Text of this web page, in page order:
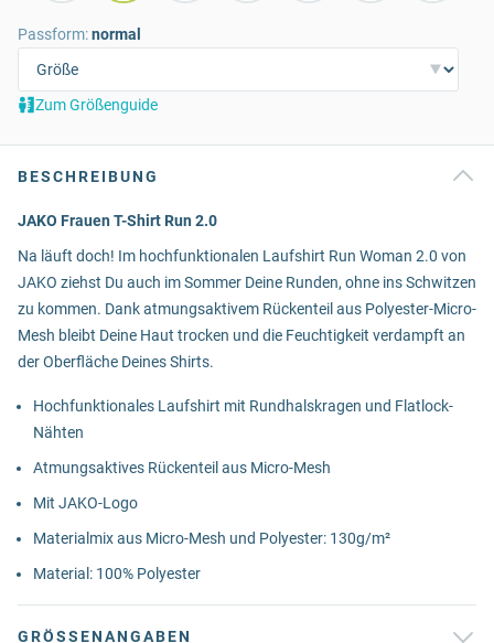
Passform:normal
Zum Größenguide
BESCHREIBUNG
JAKO Frauen T-Shirt Run 2.0
Na läuft doch! Im hochfunktionalen Laufshirt Run Woman 2.0 von
JAKO ziehst Du auch im Sommer Deine Runden, ohne ins Schwitzen
zu kommen. Dank atmungsaktivem Rückenteil aus Polyester-Micro-
Mesh bleibt Deine Haut trocken und die Feuchtigkeit verdampft an
der Oberfläche Deines Shirts.
Hochfunktionales Laufshirt mit Rundhalskragen und Flatlock-
Nähten
Atmungsaktives Rückenteil aus Micro-Mesh
Mit JAKO-Logo
Materialmix aus Micro-Mesh und Polyester: 130g/m²
Material: 100% Polyester
GRÖSSENANGABEN